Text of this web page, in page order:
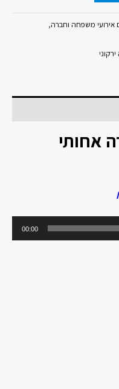
אירועי משפחה וחברה,
אחותי
00:00